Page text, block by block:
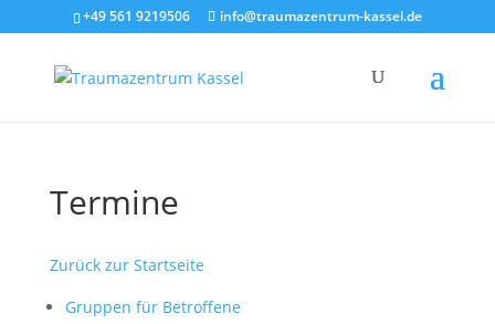
+49 561 9219506 info@traumazentrum-kassel.de
Termine
Zurück zur Startseite
Gruppen für Betroffene